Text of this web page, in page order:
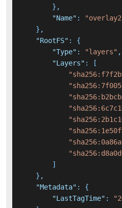
} ,
"Name" :
} ,
"RootFS" :
{
"Type" : "layers" ,
"Layers" :
[
]
} ,
"Metadata" :
{
"LastTagTime" :